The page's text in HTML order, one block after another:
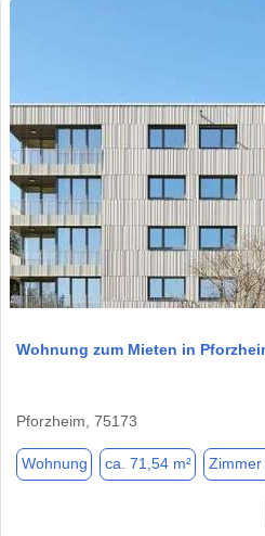
Wohnung zum Mieten in
Pforzheim, 75173
Wohnung ca. 71,54 m² Zimmer